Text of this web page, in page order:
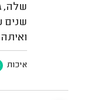
שלה,
שנים
איכות